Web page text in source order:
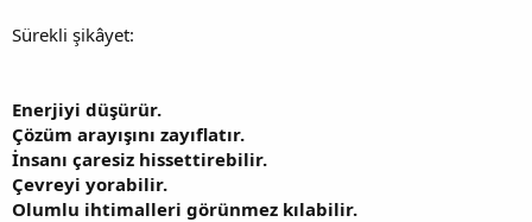
Sürekli şikâyet:
Enerjiyi düşürür.
Çözüm arayışını zayıflatır.
İnsanı çaresiz hissettirebilir.
Çevreyi yorabilir.
Olumlu ihtimalleri görünmez kılabilir.